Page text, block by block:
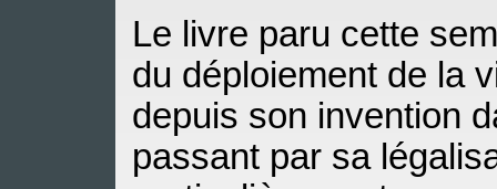
Le livre paru cette
du déploiement de la
depuis son invention
passant par sa